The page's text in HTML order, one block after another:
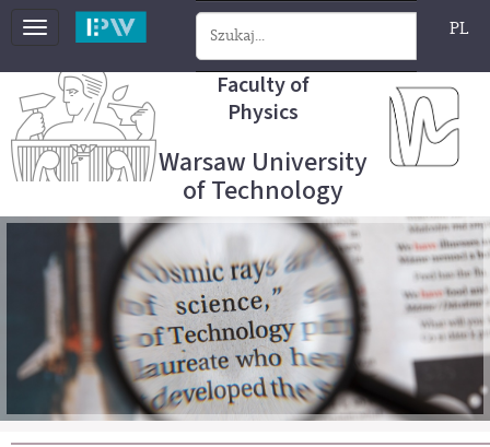
Toggle
PL
Faculty of
Physics
Warsaw University
of Technology